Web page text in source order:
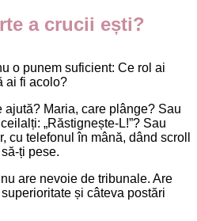
a crucii ești?
o punem suficient: Ce rol ai
ai fi acolo?
Maria, care plânge? Sau
„Răstignește-L!”? Sau
cu telefonul în mână, dând scroll
ți pese.
are nevoie de tribunale. Are
și câteva postări